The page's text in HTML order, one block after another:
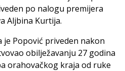
po nalogu premijera
Aljbina Kurtija.
je Popović priveden nakon
obilježavanju 27 godina
orahovačkog kraja od ruke